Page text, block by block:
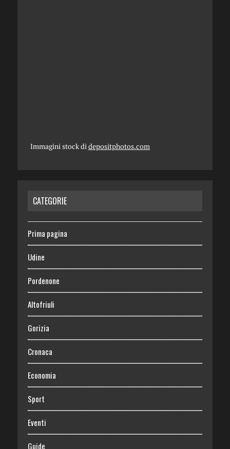
Immagini stock didepositphotos.com
CATEGORIE
Prima pagina
Udine
Pordenone
Altofriuli
Gorizia
Cronaca
Economia
Sport
Eventi
Guide